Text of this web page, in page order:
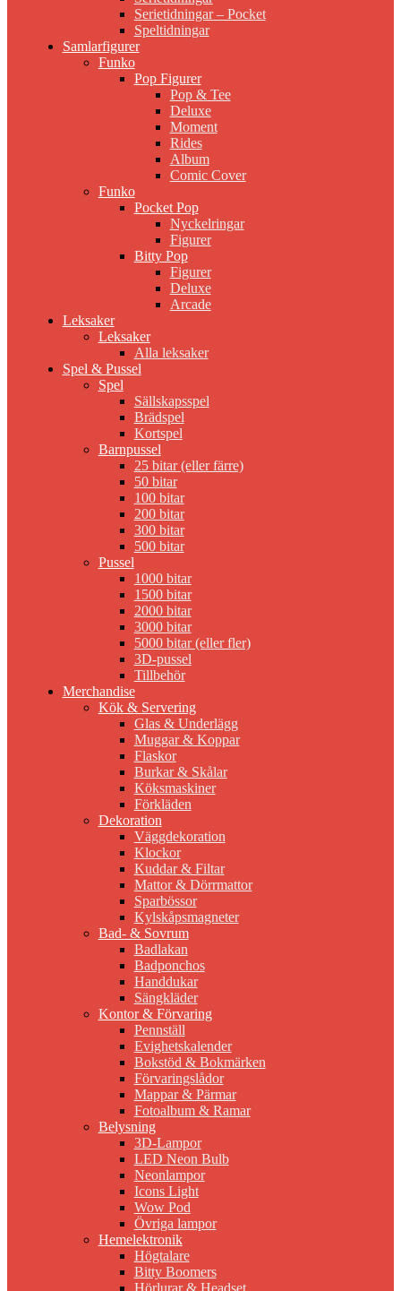
Serietidningar – Pocket
Speltidningar
Samlarfigurer
Funko
Pop Figurer
Pop & Tee
Deluxe
Moment
Rides
Album
Comic Cover
Funko
Pocket Pop
Nyckelringar
Figurer
Bitty Pop
Figurer
Deluxe
Arcade
Leksaker
Leksaker
Alla leksaker
Spel & Pussel
Spel
Sällskapsspel
Brädspel
Kortspel
Barnpussel
25 bitar (eller färre)
50 bitar
100 bitar
200 bitar
300 bitar
500 bitar
Pussel
1000 bitar
1500 bitar
2000 bitar
3000 bitar
5000 bitar (eller fler)
3D-pussel
Tillbehör
Merchandise
Kök & Servering
Glas & Underlägg
Muggar & Koppar
Flaskor
Burkar & Skålar
Köksmaskiner
Förkläden
Dekoration
Väggdekoration
Klockor
Kuddar & Filtar
Mattor & Dörrmattor
Sparbössor
Kylskåpsmagneter
Bad- & Sovrum
Badlakan
Badponchos
Handdukar
Sängkläder
Kontor & Förvaring
Pennställ
Evighetskalender
Bokstöd & Bokmärken
Förvaringslådor
Mappar & Pärmar
Fotoalbum & Ramar
Belysning
3D-Lampor
LED Neon Bulb
Neonlampor
Icons Light
Wow Pod
Övriga lampor
Hemelektronik
Högtalare
Bitty Boomers